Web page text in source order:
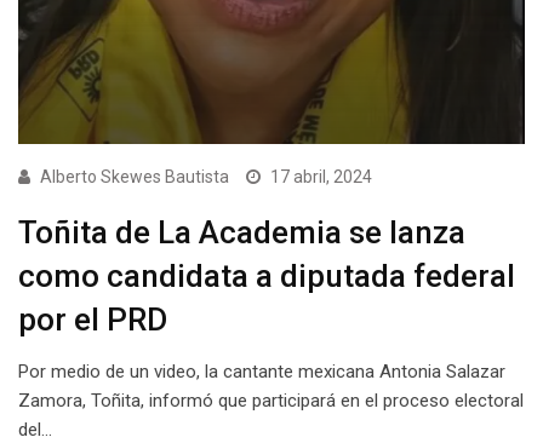
Alberto Skewes Bautista 17 abril, 2024
Toñita de La Academia se lanza
como candidata a diputada federal
por el PRD
Por medio de un video, la cantante mexicana Antonia Salazar
Zamora, Toñita, informó que participará en el proceso electoral
del…